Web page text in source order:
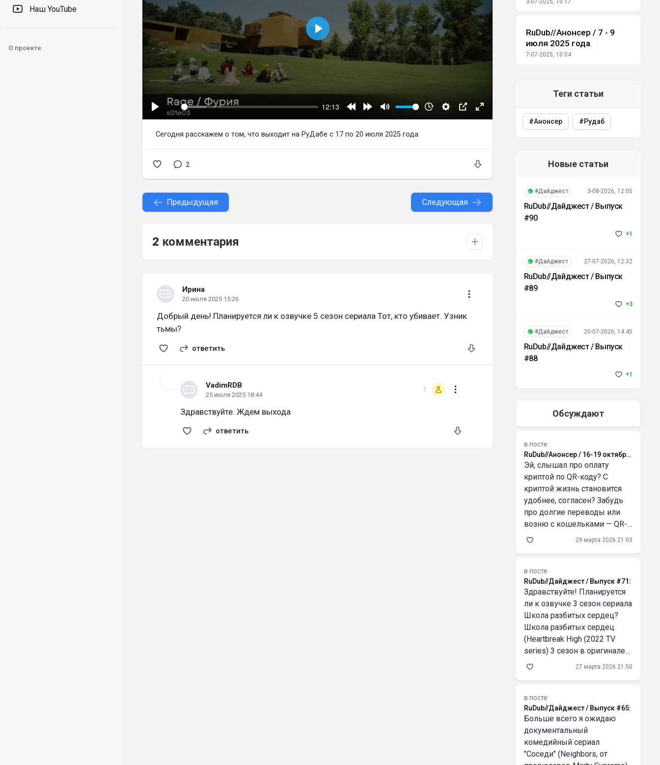
Наш YouTube
О проекте
Сегодня расскажем о том, что выходит на РуДабе с 17 по 20 июля 2025 года
2
Предыдущая Следующая
2 комментария
Ирина
20 июля 2025 15:26
Добрый день! Планируется ли к озвучке 5 сезон сериала Тот, кто убивает. Узник
тьмы?
ответить
VadimRDB
25 июля 2025 18:44
Здравствуйте. Ждем выхода
ответить
3-07-2025, 10:17
#Дайджест
RuDub//Анонсер / 7 - 9
июля 2025 года
7-07-2025, 10:04
Теги статьи
Анонсер Рудаб
Новые статьи
#Дайджест 3-08-2026, 12:05
RuDub//Дайджест / Выпуск
#90
+1
#Дайджест 27-07-2026, 12:32
RuDub//Дайджест / Выпуск
#89
+3
#Дайджест 20-07-2026, 14:45
RuDub//Дайджест / Выпуск
#88
+1
Обсуждают
в посте
RuDub//Анонсер / 16-19 октября
2025 года:
Эй, слышал про оплату
криптой по QR-коду? С
криптой жизнь становится
удобнее, согласен? Забудь
про долгие переводы или
возню с кошельками — QR-
код решает всё! И знаешь,
бизнеса Серьёзно, первый
раз оплатил кофе криптой
через QR, и это было как в
29 марта 2026 21:03
в посте
RuDub//Дайджест / Выпуск #71 :
Здравствуйте! Планируется
ли к озвучке 3 сезон сериала
Школа разбитых сердец?
Школа разбитых сердец
(Heartbreak High (2022 TV
series) 3 сезон в оригинале
вышел 25 марта27 марта 2026 21:50
в посте
RuDub//Дайджест / Выпуск #65:
Больше всего я ожидаю
документальный
комедийный сериал
"Соседи" (Neighbors, от